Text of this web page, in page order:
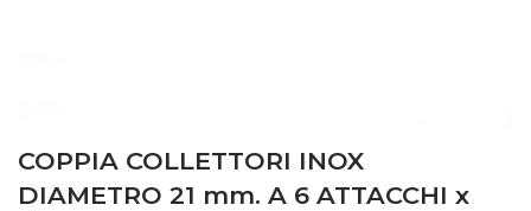
COPPIA COLLETTORI INOX
DIAMETRO 21 mm. A 6 ATTACCHI x